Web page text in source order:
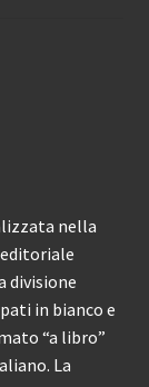
nella
divisione
in bianco e
“a libro”
La